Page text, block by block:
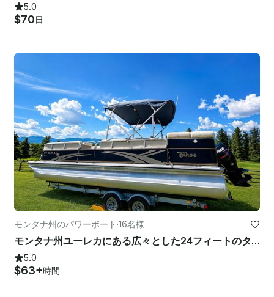
5.0
$70日
モンタナ州のパワーボート ·16名様
モンタナ州ユーレカにある広々とした24フィートのタホシエラエリート | 16席
5.0
$63+時間